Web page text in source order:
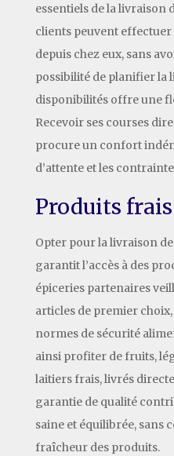
essentiels de la livraison
clients peuvent
depuis chez eux, sans
possibilité de planifier la
disponibilités offre une
Recevoir ses courses
procure un confort
d’attente et les
Produits
Opter pour la livraison
garantit l’accès à des
épiceries partenaires
articles de premier
normes de sécurité
ainsi profiter de fruits,
laitiers frais, livrés
garantie de qualité
saine et équilibrée, sans
fraîcheur des produits.